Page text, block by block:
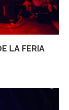
LA FERIA